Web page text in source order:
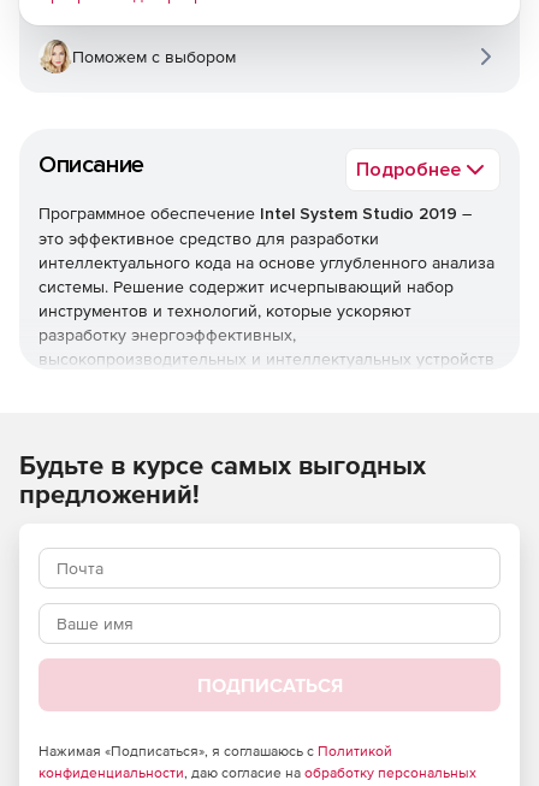
Описание Подробнее
Программное обеспечение Intel System Studio 2019 –
это эффективное средство для разработки
интеллектуального кода на основе углубленного анализа
системы. Решение содержит исчерпывающий набор
инструментов и технологий, которые ускоряют
разработку энергоэффективных,
высокопроизводительных и интеллектуальных устройств
и встраиваемых устройств расширенный функционал и
возможности для повышения производительности.
операционных систем Intel, этот набор инструментов
помогает добиться большей производительности
благодаря оптимизации с помощью профессиональных
библиотек и компиляторов. IntelSystemStudio упрощает
локализацию сложных проблем благодаря новым
анализаторы продукта позволяют разработчикам
Ключевые преимущества
Поможем с выбором
Будьте в курсе самых выгодных
предложений!
ПОДПИСАТЬСЯ
Нажимая «Подписаться», я соглашаюсь с Политикой
конфиденциальности, даю согласие на обработку персональных